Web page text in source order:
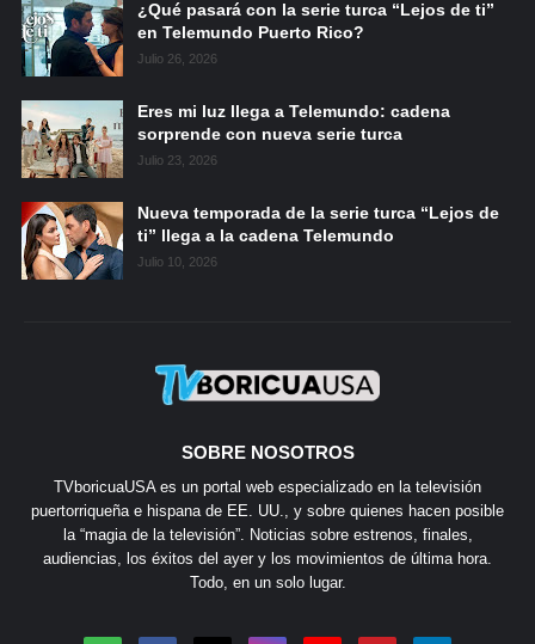
¿Qué pasará con la serie turca “Lejos de ti”
en Telemundo Puerto Rico?
Julio 26, 2026
Eres mi luz llega a Telemundo: cadena
sorprende con nueva serie turca
Julio 23, 2026
Nueva temporada de la serie turca “Lejos de
ti” llega a la cadena Telemundo
Julio 10, 2026
SOBRE NOSOTROS
TVboricuaUSA es un portal web especializado en la televisión
puertorriqueña e hispana de EE. UU., y sobre quienes hacen posible
la “magia de la televisión”. Noticias sobre estrenos, finales,
audiencias, los éxitos del ayer y los movimientos de última hora.
Todo, en un solo lugar.